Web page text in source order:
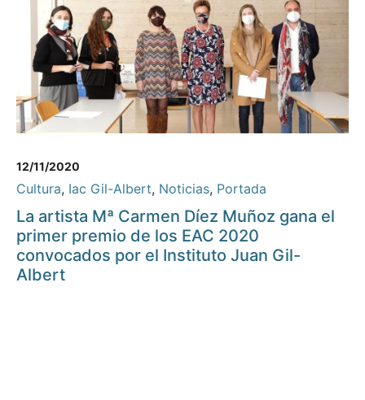
12/11/2020
Cultura, Iac Gil-Albert, Noticias, Portada
La artista Mª Carmen Díez Muñoz gana el
primer premio de los EAC 2020
convocados por el Instituto Juan Gil-
Albert